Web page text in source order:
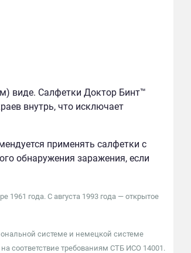
виде. Салфетки Доктор Бинт™
внутрь, что исключает
применять салфетки с
обнаружения заражения, если
года. С августа 1993 года — открытое
системе и немецкой системе
соответствие требованиям СТБ ИСО 14001.